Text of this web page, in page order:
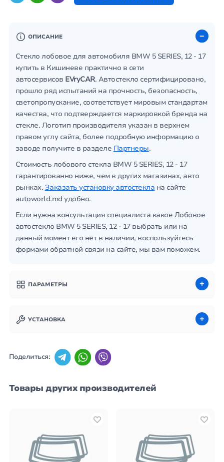
ОПИСАНИЕ
Стекло лобовое для автомобиля BMW 5 SERIES, 12 - 17
купить в Кишиневе практично в сети
автосервисов EVryCAR. Автостекло сертифицировано,
прошло ряд испытаний на прочность, безопасность,
светопропускание, соответствует мировым стандартам
качества, что подтверждается маркировкой бренда на
стекле. Логотип производителя указан в верхнем
правом углу сайта, более подробную информацию о
заводе получите в разделе Партнеры.
Стоимость лобового стекла BMW 5 SERIES, 12 - 17
гарантированно ниже, чем в других магазинах, авто
рынках. Заказать установку автостекла на сайте
autoworld.md удобно.
Если нужна консультация специалиста какое Лобовое
автостекло BMW 5 SERIES, 12 - 17 выбрать или на
данный момент его нет в наличии, воспользуйтесь
формами обратной связи на сайте, мы вам поможем.
ПАРАМЕТРЫ
УСТАНОВКА
Поделиться:
Товары других производителей